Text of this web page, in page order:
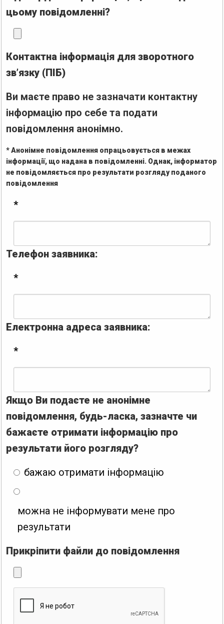
цьому повідомленні?
Контактна інформація для зворотного
зв’язку (ПІБ)
Ви маєте право не зазначати контактну
інформацію про себе та подати
повідомлення анонімно.
* Анонімне повідомлення опрацьовується в межах
інформації, що надана в повідомленні. Однак, інформатор
не повідомляється про результати розгляду поданого
повідомлення
*
Телефон заявника:
*
Електронна адреса заявника:
*
Якщо Ви подаєте не анонімне
повідомлення, будь-ласка, зазначте чи
бажаєте отримати інформацію про
результати його розгляду?
бажаю отримати інформацію
можна не інформувати мене про
результати
Прикріпити файли до повідомлення